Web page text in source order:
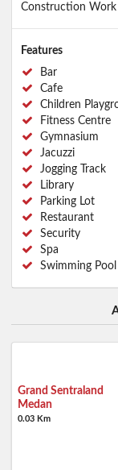
Construction Work
Features
Bar
Cafe
Children
Fitness Centre
Gymnasium
Jacuzzi
Jogging Track
Library
Parking Lot
Restaurant
Security
Spa
Swimming Pool
Grand Sentraland
Medan
0.03 Km